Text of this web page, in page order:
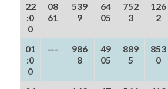
22
:0
0
08
61
539
9
64
05
752
3
126
2
01
:0
0
—-
986
8
49
05
889
5
853
0